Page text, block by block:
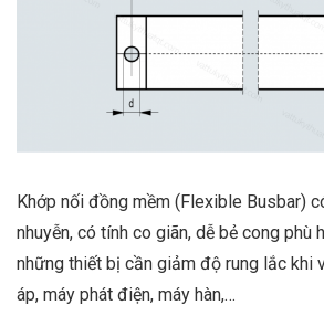
Khớp nối đồng mềm (Flexible Busbar)
nhuyễn, có tính co giãn, dễ bẻ cong phù
những thiết bị cần giảm độ rung lắc khi
áp, máy phát điện, máy hàn,…